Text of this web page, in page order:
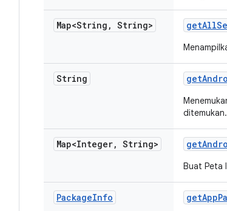
Map<String , String> getAll
String get
ditemukan.
Map<Integer, String> get
Buat Peta
PackageInfo getApp